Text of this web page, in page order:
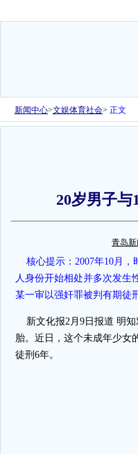
新闻中心>文娱体育社会> 正文
20岁男子
青岛新
核心提示：2007年10月，
人身份开始相处并多次发生
某一审以强奸罪被判有期徒
新文化报2月9日报道 明知
胎。近日，这个未成年少女
徒刑6年。